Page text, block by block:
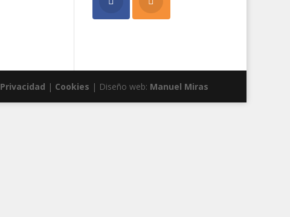
Privacidad | Cookies | Diseño web: Manuel Miras